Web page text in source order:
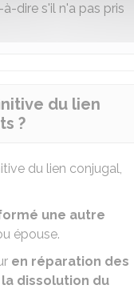
dire s'il n'a pas pris
du lien
?
du lien conjugal,
une autre
épouse.
en réparation des
dissolution du